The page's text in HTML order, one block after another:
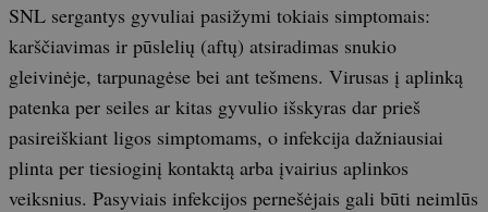
SNL sergantys gyvuliai pasižymi tokiais simptomais:
karščiavimas ir pūslelių (aftų) atsiradimas snukio
gleivinėje, tarpunagėse bei ant tešmens. Virusas į aplinką
patenka per seiles ar kitas gyvulio išskyras dar prieš
pasireiškiant ligos simptomams, o infekcija dažniausiai
plinta per tiesioginį kontaktą arba įvairius aplinkos
veiksnius. Pasyviais infekcijos pernešėjais gali būti neimlūs